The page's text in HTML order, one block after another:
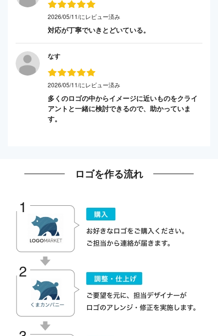
2026/05/11/にレビュー済み
対応が丁寧でいきとどいている。
なす
2026/05/11/にレビュー済み
多くのロゴの中からイメージに近いものをクライ
アントと一緒に検討できるので、助かっていま
す。
ロゴを作る流れ